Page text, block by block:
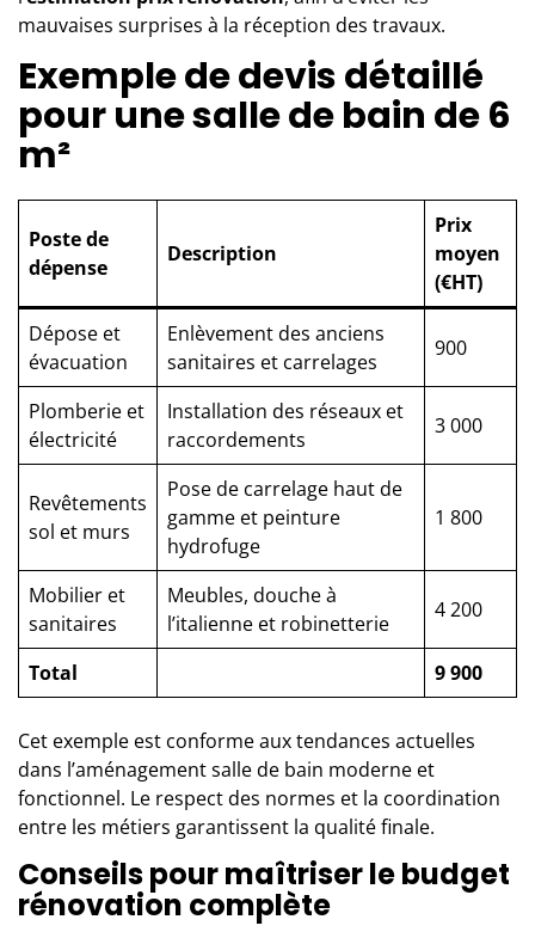
mauvaises surprises à la réception des travaux.
Exemple de devis détaillé
pour une salle de bain de 6
m²
Poste de
dépense
Description
Prix
moyen
(€HT)
Dépose et
évacuation
Enlèvement des anciens
sanitaires et carrelages
900
Plomberie et
électricité
Installation des réseaux et
raccordements
3 000
Revêtements
sol et murs
Pose de carrelage haut de
gamme et peinture
hydrofuge
1 800
Mobilier et
sanitaires
Meubles, douche à
l’italienne et robinetterie
4 200
Total 9 900
Cet exemple est conforme aux tendances actuelles
dans l’aménagement salle de bain moderne et
fonctionnel. Le respect des normes et la coordination
entre les métiers garantissent la qualité finale.
Conseils pour maîtriser le budget
rénovation complète